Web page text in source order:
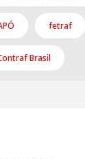
fetraf
Brasil